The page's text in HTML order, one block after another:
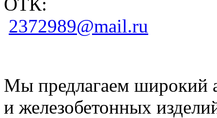
2372989@mail.ru
Мы предлагаем широкий
и железобетонных